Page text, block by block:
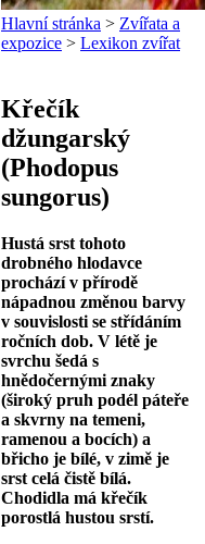
Hlavní stránka > Zvířata a
expozice > Lexikon zvířat
Křečík
džungarský
(Phodopus
sungorus)
Hustá srst tohoto
drobného hlodavce
prochází v přírodě
nápadnou změnou barvy
v souvislosti se střídáním
ročních dob. V létě je
svrchu šedá s
hnědočernými znaky
(široký pruh podél páteře
a skvrny na temeni,
ramenou a bocích) a
břicho je bílé, v zimě je
srst celá čistě bílá.
Chodidla má křečík
porostlá hustou srstí.